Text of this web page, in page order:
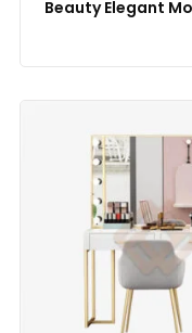
Beauty Elegant